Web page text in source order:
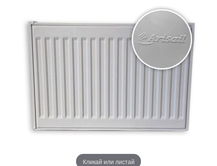
Кликай или листай